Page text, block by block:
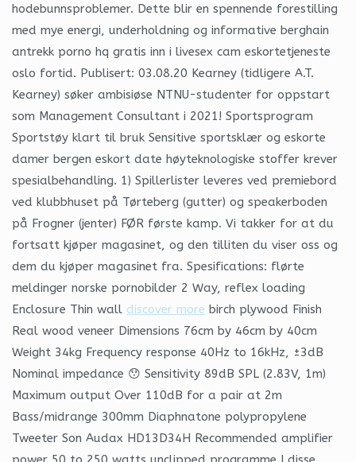
hodebunnsproblemer. Dette blir en spennende forestilling
med mye energi, underholdning og informative berghain
antrekk porno hq gratis inn i livesex cam eskortetjeneste
oslo fortid. Publisert: 03.08.20 Kearney (tidligere A.T.
Kearney) søker ambisiøse NTNU-studenter for oppstart
som Management Consultant i 2021! Sportsprogram
Sportstøy klart til bruk Sensitive sportsklær og eskorte
damer bergen eskort date høyteknologiske stoffer krever
spesialbehandling. 1) Spillerlister leveres ved premiebord
ved klubbhuset på Tørteberg (gutter) og speakerboden
på Frogner (jenter) FØR første kamp. Vi takker for at du
fortsatt kjøper magasinet, og den tilliten du viser oss og
dem du kjøper magasinet fra. Spesifications: flørte
meldinger norske pornobilder 2 Way, reflex loading
Enclosure Thin wall discover more birch plywood Finish
Real wood veneer Dimensions 76cm by 46cm by 40cm
Weight 34kg Frequency response 40Hz to 16kHz, ±3dB
Nominal impedance 😯 Sensitivity 89dB SPL (2.83V, 1m)
Maximum output Over 110dB for a pair at 2m
Bass/midrange 300mm Diaphnatone polypropylene
Tweeter Son Audax HD13D34H Recommended amplifier